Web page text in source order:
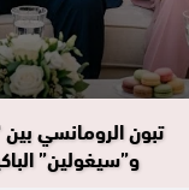
تبون الرومانسي بين
و”سيغولين”